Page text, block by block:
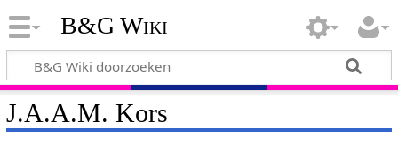
B&G Wiki
J.A.A.M. Kors